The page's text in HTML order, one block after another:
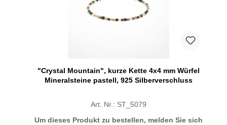
"Crystal Mountain", kurze Kette 4x4 mm Würfel
Mineralsteine pastell, 925 Silberverschluss
Art. Nr.: ST_5079
Um dieses Produkt zu bestellen, melden Sie sich